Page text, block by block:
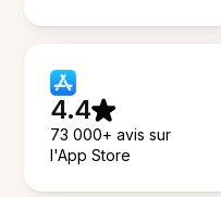
4.4
73 000+ avis sur
l'App Store